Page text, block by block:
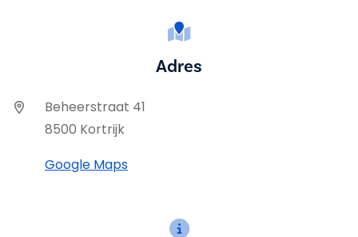
Adres
Beheerstraat 41
8500 Kortrijk
Google Maps